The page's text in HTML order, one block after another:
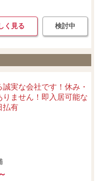
く見る 検討中
実な会社です！休み・
ません！即入居可能な
払有